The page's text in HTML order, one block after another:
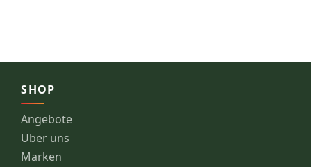
SHOP
Angebote
Über uns
Marken